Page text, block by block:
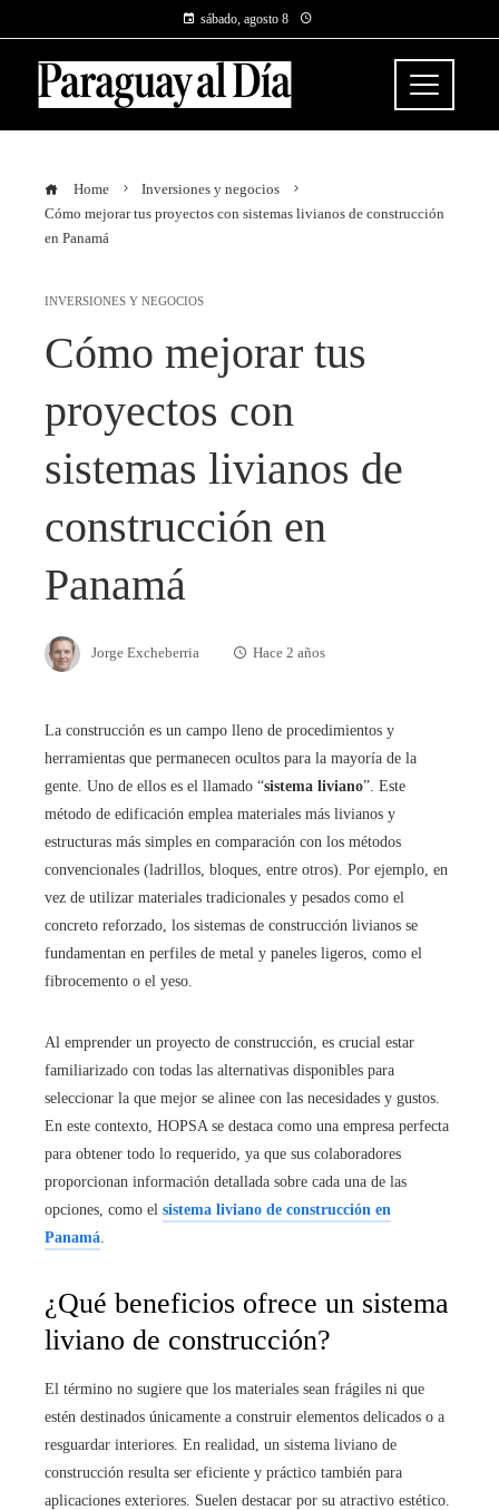
sábado, agosto 8
Home
Inversiones y negocios
Cómo mejorar tus proyectos con sistemas livianos de construcción
en Panamá
INVERSIONES Y NEGOCIOS
Cómo mejorar tus
proyectos con
sistemas livianos de
construcción en
Panamá
Jorge Excheberria Hace 2 años
La construcción es un campo lleno de procedimientos y
herramientas que permanecen ocultos para la mayoría de la
gente. Uno de ellos es el llamado “sistema liviano”. Este
método de edificación emplea materiales más livianos y
estructuras más simples en comparación con los métodos
convencionales (ladrillos, bloques, entre otros). Por ejemplo, en
vez de utilizar materiales tradicionales y pesados como el
concreto reforzado, los sistemas de construcción livianos se
fundamentan en perfiles de metal y paneles ligeros, como el
fibrocemento o el yeso.
Al emprender un proyecto de construcción, es crucial estar
familiarizado con todas las alternativas disponibles para
seleccionar la que mejor se alinee con las necesidades y gustos.
En este contexto, HOPSA se destaca como una empresa perfecta
para obtener todo lo requerido, ya que sus colaboradores
proporcionan información detallada sobre cada una de las
opciones, como el sistema liviano de construcción en
Panamá.
¿Qué beneficios ofrece un sistema
liviano de construcción?
El término no sugiere que los materiales sean frágiles ni que
estén destinados únicamente a construir elementos delicados o a
resguardar interiores. En realidad, un sistema liviano de
construcción resulta ser eficiente y práctico también para
aplicaciones exteriores. Suelen destacar por su atractivo estético.